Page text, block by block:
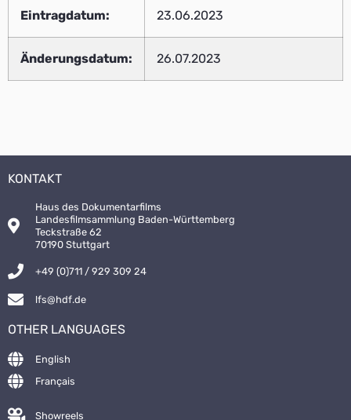
Eintragdatum: 23.06.2023
Änderungsdatum: 26.07.2023
KONTAKT
Haus des Dokumentarfilms
Landesfilmsammlung Baden-Württemberg
Teckstraße 62
70190 Stuttgart
+49 (0)711 / 929 309 24
lfs@hdf.de
OTHER LANGUAGES
English
Français
Showreels